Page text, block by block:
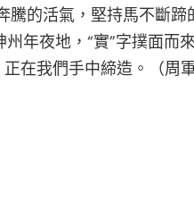
的活氣，堅持馬不斷
年夜地，“實”字撲面
在我們手中締造。（周軍